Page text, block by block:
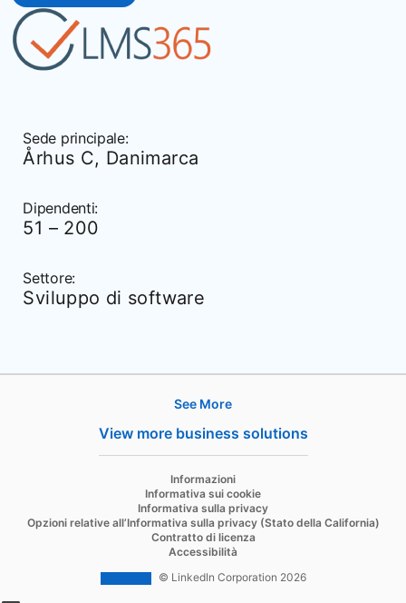
Sede principale:
Århus C, Danimarca
Dipendenti:
51 – 200
Settore:
Sviluppo di software
Referrals
See More
View more business solutions
Informazioni
Informativa sui cookie
Informativa sulla privacy
Opzioni relative all’Informativa sulla privacy (Stato della California)
Contratto di licenza
Accessibilità
© LinkedIn Corporation 2026